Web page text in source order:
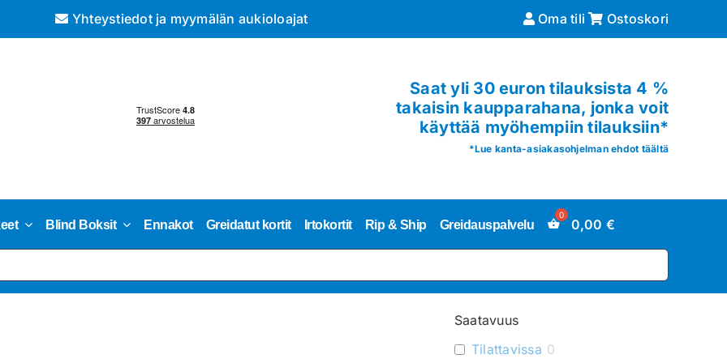
Yhteystiedot ja myymälän aukioloajat Oma tili Ostoskori
Saat yli 30 euron tilauksista 4 %
takaisin kaupparahana, jonka voit
käyttää myöhempiin tilauksiin*
*Lue kanta-asiakasohjelman ehdot täältä
Blind Boksit Ennakot Greidatut kortit Irtokortit Rip & Ship Greidauspalvelu 0,00 €
Saatavuus
Tilattavissa 0